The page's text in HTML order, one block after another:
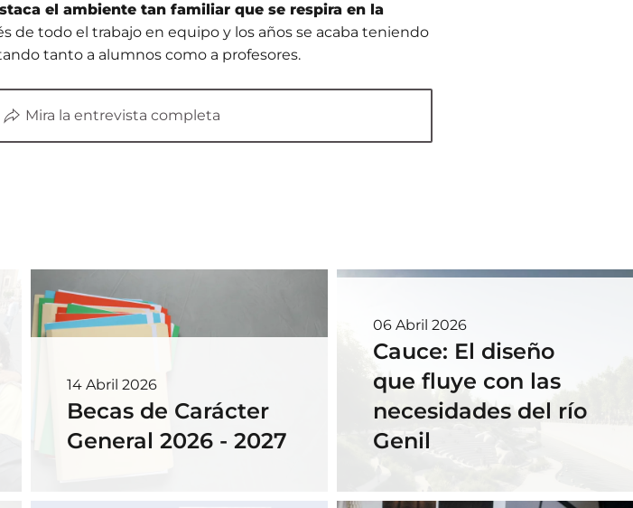
el ambiente tan familiar que se respira en la
de todo el trabajo en equipo y los años se acaba teniendo
tanto a alumnos como a profesores.
Mira la entrevista completa
14 Abril 2026
Becas de Carácter
General 2026 - 2027
06 Abril 2026
Cauce: El diseño
que fluye con las
necesidades del río
Genil